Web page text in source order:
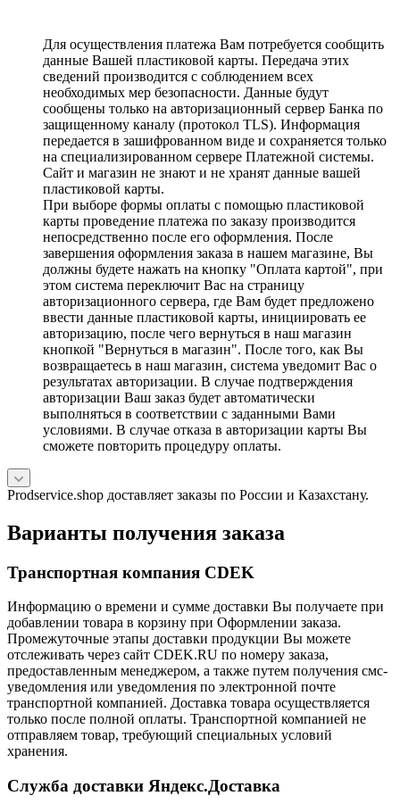
Для осуществления платежа Вам потребуется сообщить
данные Вашей пластиковой карты. Передача этих
сведений производится с соблюдением всех
необходимых мер безопасности. Данные будут
сообщены только на авторизационный сервер Банка по
защищенному каналу (протокол TLS). Информация
передается в зашифрованном виде и сохраняется только
на специализированном сервере Платежной системы.
Сайт и магазин не знают и не хранят данные вашей
пластиковой карты.
При выборе формы оплаты с помощью пластиковой
карты проведение платежа по заказу производится
непосредственно после его оформления. После
завершения оформления заказа в нашем магазине, Вы
должны будете нажать на кнопку "Оплата картой", при
этом система переключит Вас на страницу
авторизационного сервера, где Вам будет предложено
ввести данные пластиковой карты, инициировать ее
авторизацию, после чего вернуться в наш магазин
кнопкой "Вернуться в магазин". После того, как Вы
возвращаетесь в наш магазин, система уведомит Вас о
результатах авторизации. В случае подтверждения
авторизации Ваш заказ будет автоматически
выполняться в соответствии с заданными Вами
условиями. В случае отказа в авторизации карты Вы
сможете повторить процедуру оплаты.
Prodservice.shop доставляет заказы по России и Казахстану.
Варианты получения заказа
Транспортная компания CDEK
Информацию о времени и сумме доставки Вы получаете при
добавлении товара в корзину при Оформлении заказа.
Промежуточные этапы доставки продукции Вы можете
отслеживать через сайт CDEK.RU по номеру заказа,
предоставленным менеджером, а также путем получения смс-
уведомления или уведомления по электронной почте
транспортной компанией. Доставка товара осуществляется
только после полной оплаты. Транспортной компанией не
отправляем товар, требующий специальных условий
хранения.
Служба доставки Яндекс.Доставка